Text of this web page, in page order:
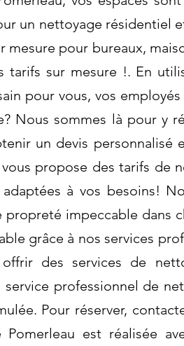
un nettoyage résidentiel
mesure pour bureaux,
tarifs sur mesure !. En
pour vous, vos
Nous sommes là pour y
un devis
propose des tarifs de
à vos besoins!
impeccable dans
grâce à nos services
offrir des services de
service professionnel de
Pour réserver,
est réalisée